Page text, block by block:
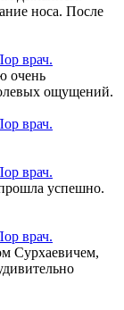
носа. После
врач.
очень
ощущений.
врач.
врач.
успешно.
врач.
Сурхаевичем,